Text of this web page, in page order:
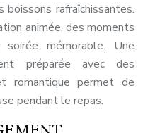
rafraîchissantes.
animée, des moments
mémorable. Une
préparée avec des
romantique permet de
pendant le repas.